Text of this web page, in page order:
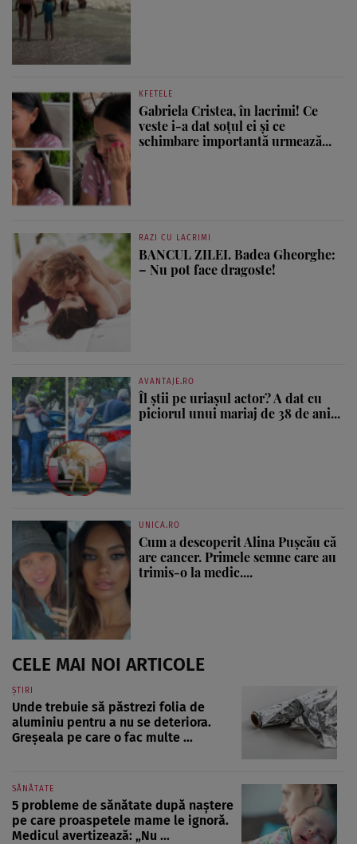
KFETELE
Gabriela Cristea, în lacrimi! Ce
veste i-a dat soțul ei și ce
schimbare importantă urmează...
RAZI CU LACRIMI
BANCUL ZILEI. Badea Gheorghe:
– Nu pot face dragoste!
AVANTAJE.RO
Îl știi pe uriașul actor? A dat cu
piciorul unui mariaj de 38 de ani...
UNICA.RO
Cum a descoperit Alina Pușcău că
are cancer. Primele semne care au
trimis-o la medic....
CELE MAI NOI ARTICOLE
ȘTIRI
Unde trebuie să păstrezi folia de
aluminiu pentru a nu se deteriora.
Greșeala pe care o fac multe ...
SĂNĂTATE
5 probleme de sănătate după naștere
pe care proaspetele mame le ignoră.
Medicul avertizează: „Nu ...